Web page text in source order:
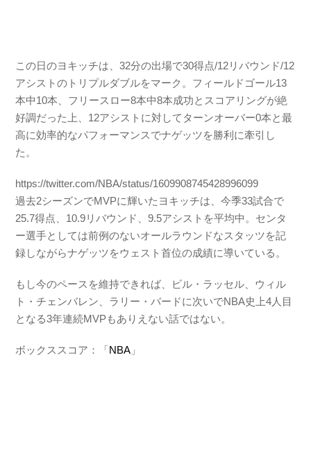
この日のヨキッチは、32分の出場で30得点/12リバウンド/12
アシストのトリプルダブルをマーク。フィールドゴール13
本中10本、フリースロー8本中8本成功とスコアリングが絶
好調だった上、12アシストに対してターンオーバー0本と最
高に効率的なパフォーマンスでナゲッツを勝利に牽引し
た。
https://twitter.com/NBA/status/1609908745428996099
過去2シーズンでMVPに輝いたヨキッチは、今季33試合で
25.7得点、10.9リバウンド、9.5アシストを平均中。センタ
ー選手としては前例のないオールラウンドなスタッツを記
録しながらナゲッツをウェスト首位の成績に導いている。
もし今のペースを維持できれば、ビル・ラッセル、ウィル
ト・チェンバレン、ラリー・バードに次いでNBA史上4人目
となる3年連続MVPもありえない話ではない。
ボックススコア：「NBA 」